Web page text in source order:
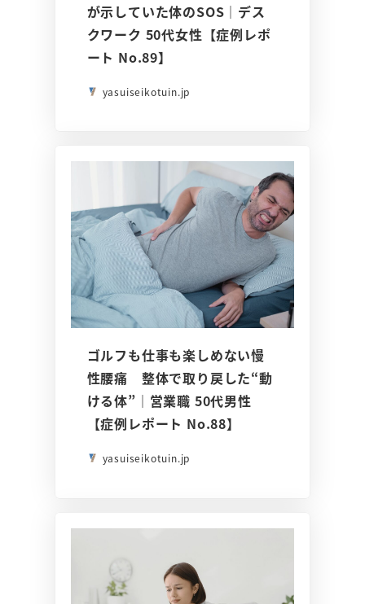
が示していた体のSOS｜デス
クワーク 50代女性【症例レポ
ート No.89】
yasuiseikotuin.jp
ゴルフも仕事も楽しめない慢
性腰痛 整体で取り戻した“動
ける体”｜営業職 50代男性
【症例レポート No.88】
yasuiseikotuin.jp